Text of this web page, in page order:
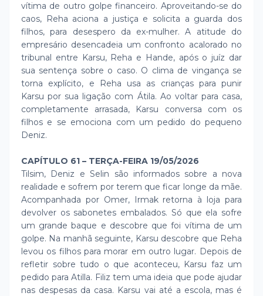
vítima de outro golpe financeiro. Aproveitando-se do
caos, Reha aciona a justiça e solicita a guarda dos
filhos, para desespero da ex-mulher. A atitude do
empresário desencadeia um confronto acalorado no
tribunal entre Karsu, Reha e Hande, após o juíz dar
sua sentença sobre o caso. O clima de vingança se
torna explícito, e Reha usa as crianças para punir
Karsu por sua ligação com Átila. Ao voltar para casa,
completamente arrasada, Karsu conversa com os
filhos e se emociona com um pedido do pequeno
Deniz.
CAPÍTULO 61 – TERÇA-FEIRA 19/05/2026
Tilsim, Deniz e Selin são informados sobre a nova
realidade e sofrem por terem que ficar longe da mãe.
Acompanhada por Omer, Irmak retorna à loja para
devolver os sabonetes embalados. Só que ela sofre
um grande baque e descobre que foi vítima de um
golpe. Na manhã seguinte, Karsu descobre que Reha
levou os filhos para morar em outro lugar. Depois de
refletir sobre tudo o que aconteceu, Karsu faz um
pedido para Atilla. Filiz tem uma ideia que pode ajudar
nas despesas da casa. Karsu vai até a escola, mas é